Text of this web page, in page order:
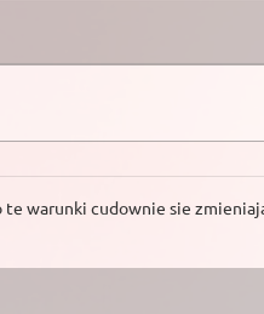
warunki cudownie sie